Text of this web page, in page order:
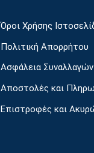
Όροι Χρήσης
Πολιτική Απορρήτου
Ασφάλεια Συναλλαγών
Αποστολές και
Επιστροφές και